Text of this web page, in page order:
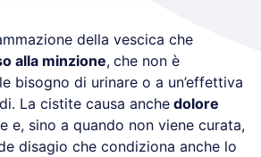
della vescica che
alla minzione, che non è
bisogno di urinare o a un’effettiva
La cistite causa anche dolore
e, sino a quando non viene curata,
disagio che condiziona anche lo